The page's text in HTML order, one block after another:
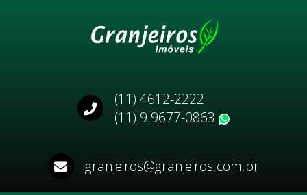
(11) 4612-2222
(11) 9 9677-0863
granjeiros@granjeiros.com.br